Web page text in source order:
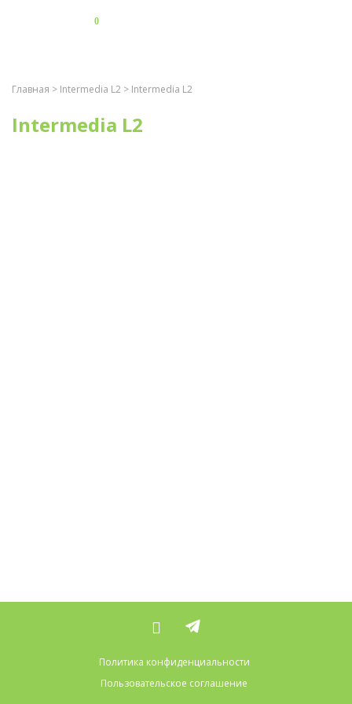
0
Главная > Intermedia L2 > Intermedia L2
Intermedia L2
Политика конфиденциальности
Пользовательское соглашение